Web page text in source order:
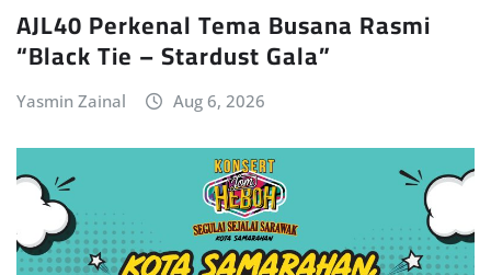
AJL40 Perkenal Tema Busana Rasmi
“Black Tie – Stardust Gala”
Yasmin Zainal Aug 6, 2026